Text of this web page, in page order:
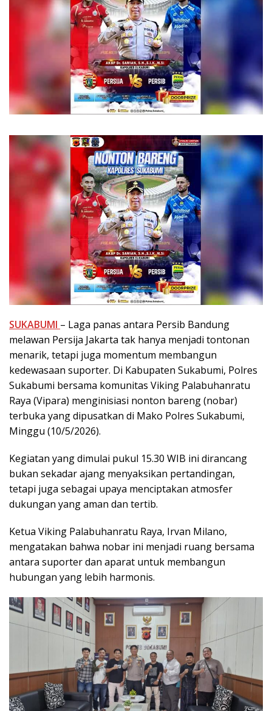
SUKABUMI – Laga panas antara Persib Bandung
melawan Persija Jakarta tak hanya menjadi tontonan
menarik, tetapi juga momentum membangun
kedewasaan suporter. Di Kabupaten Sukabumi, Polres
Sukabumi bersama komunitas Viking Palabuhanratu
Raya (Vipara) menginisiasi nonton bareng (nobar)
terbuka yang dipusatkan di Mako Polres Sukabumi,
Minggu (10/5/2026).
Kegiatan yang dimulai pukul 15.30 WIB ini dirancang
bukan sekadar ajang menyaksikan pertandingan,
tetapi juga sebagai upaya menciptakan atmosfer
dukungan yang aman dan tertib.
Ketua Viking Palabuhanratu Raya, Irvan Milano,
mengatakan bahwa nobar ini menjadi ruang bersama
antara suporter dan aparat untuk membangun
hubungan yang lebih harmonis.